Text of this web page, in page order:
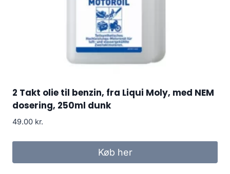
2 Takt olie til benzin, fra Liqui Moly, med NEM
dosering, 250ml dunk
49.00 kr.
Køb her